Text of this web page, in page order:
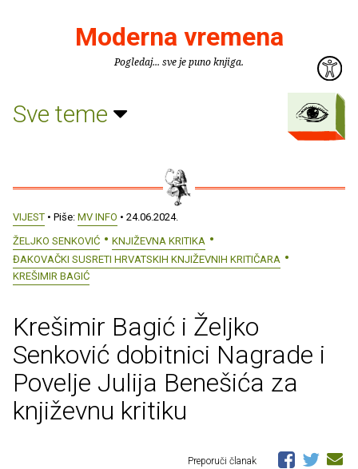
Moderna vremena
Pogledaj... sve je puno knjiga.
Sve teme
VIJEST • Piše: MV INFO • 24.06.2024.
ŽELJKO SENKOVIĆ
KNJIŽEVNA KRITIKA
ĐAKOVAČKI SUSRETI HRVATSKIH KNJIŽEVNIH KRITIČARA
KREŠIMIR BAGIĆ
Krešimir Bagić i Željko
Senković dobitnici Nagrade i
Povelje Julija Benešića za
književnu kritiku
Preporuči članak